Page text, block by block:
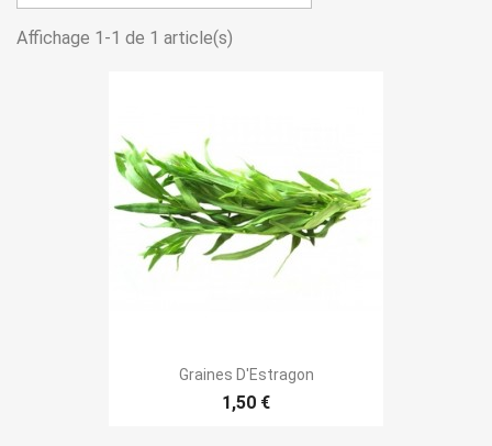
Affichage 1-1 de 1 article(s)
Graines D'Estragon
1,50 €